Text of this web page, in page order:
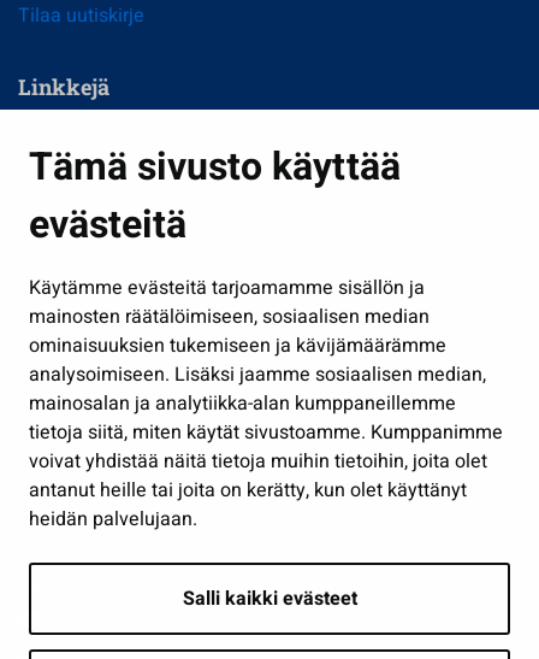
Tämä sivusto käyttää
evästeitä
Käytämme evästeitä tarjoamamme sisällön ja
mainosten räätälöimiseen, sosiaalisen median
ominaisuuksien tukemiseen ja kävijämäärämme
analysoimiseen. Lisäksi jaamme sosiaalisen median,
mainosalan ja analytiikka-alan kumppaneillemme
tietoja siitä, miten käytät sivustoamme. Kumppanimme
voivat yhdistää näitä tietoja muihin tietoihin, joita olet
antanut heille tai joita on kerätty, kun olet käyttänyt
heidän palvelujaan.
Salli kaikki evästeet
Tilaa uutiskirje
Linkkejä
Kasvatus ja opetus
Kulttuuri ja liikunta
Työ ja yrittäminen
Osallistu ja asioi
Näytä omat evästeasetukseni
Seuraa meitä